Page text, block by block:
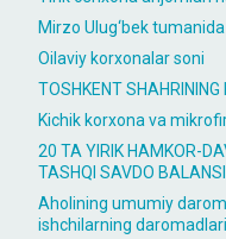
Mirzo Ulug‘bek
Oilaviy korxonalar soni
TOSHKENT SHAHRINING
Kichik korxona va
20 TA YIRIK HAMKOR-
TASHQI SAVDO
Aholining umumiy
ishchilarning